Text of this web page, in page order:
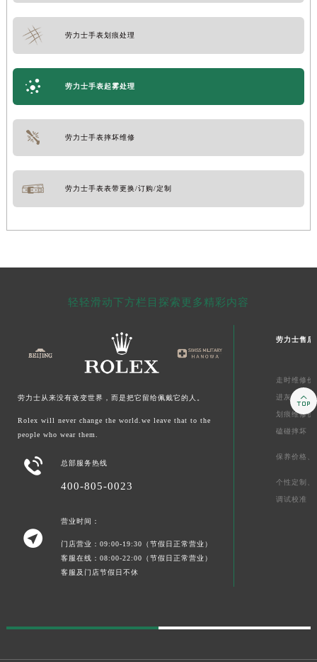
劳力士手表划痕处理
劳力士手表起雾处理
劳力士手表摔坏维修
劳力士手表表带更换/订购/定制
轻轻滑动下方栏目探索更多精彩内容
劳力士从来没有改变世界，而是把它留给佩戴它的人。
Rolex will never change the world.we leave that to the
people who wear them.
 总部服务热线
400-805-0023

营业时间：
门店营业：09:00-19:30（节假日正常营业）
客服在线：08:00-22:00（节假日正常营业）
客服及门店节假日不休
劳力士售后
走时维修价
进灰、 起雾
划痕维修价
磕碰摔坏
保养价格、
个性定制、
调试校准
